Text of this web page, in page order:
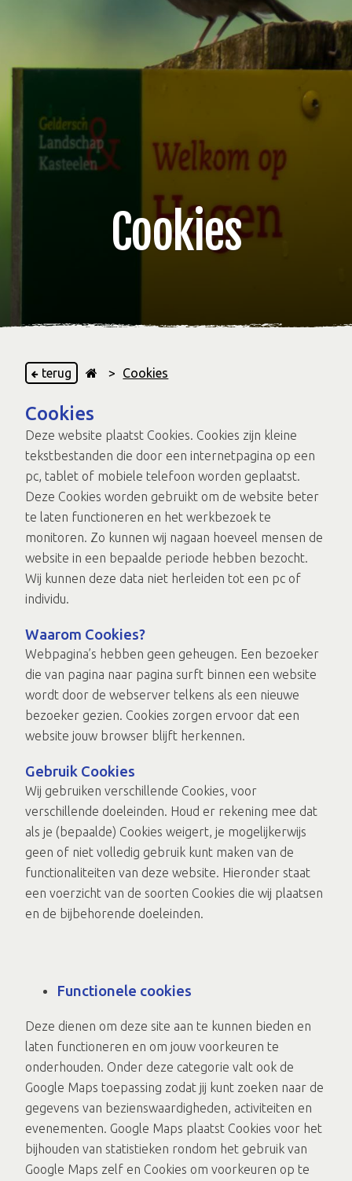
Cookies
terug > Cookies
Cookies
Deze website plaatst Cookies. Cookies zijn kleine
tekstbestanden die door een internetpagina op een
pc, tablet of mobiele telefoon worden geplaatst.
Deze Cookies worden gebruikt om de website beter
te laten functioneren en het werkbezoek te
monitoren. Zo kunnen wij nagaan hoeveel mensen de
website in een bepaalde periode hebben bezocht.
Wij kunnen deze data niet herleiden tot een pc of
individu.
Waarom Cookies?
Webpagina’s hebben geen geheugen. Een bezoeker
die van pagina naar pagina surft binnen een website
wordt door de webserver telkens als een nieuwe
bezoeker gezien. Cookies zorgen ervoor dat een
website jouw browser blijft herkennen.
Gebruik Cookies
Wij gebruiken verschillende Cookies, voor
verschillende doeleinden. Houd er rekening mee dat
als je (bepaalde) Cookies weigert, je mogelijkerwijs
geen of niet volledig gebruik kunt maken van de
functionaliteiten van deze website. Hieronder staat
een voerzicht van de soorten Cookies die wij plaatsen
en de bijbehorende doeleinden.
Functionele cookies
Deze dienen om deze site aan te kunnen bieden en
laten functioneren en om jouw voorkeuren te
onderhouden. Onder deze categorie valt ook de
Google Maps toepassing zodat jij kunt zoeken naar de
gegevens van bezienswaardigheden, activiteiten en
evenementen. Google Maps plaatst Cookies voor het
bijhouden van statistieken rondom het gebruik van
Google Maps zelf en Cookies om voorkeuren op te